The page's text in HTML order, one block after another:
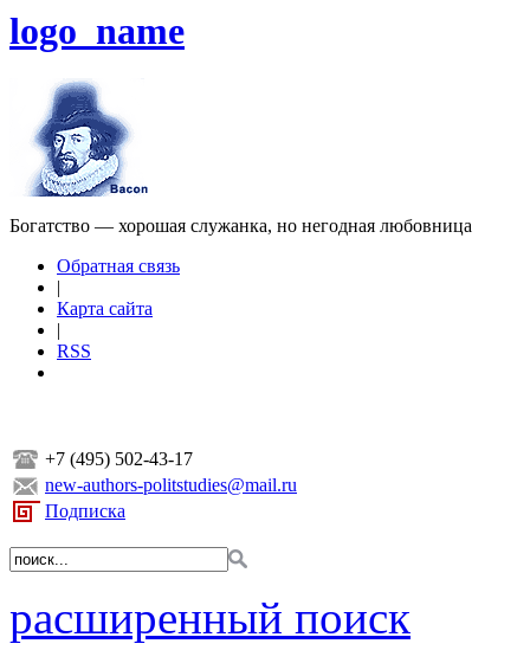
logo_name
Богатство — хорошая служанка, но негодная любовница
Обратная связь
|
Карта сайта
|
RSS
+7 (495) 502-43-17
new-authors-politstudies@mail.ru
Подписка
расширенный поиск